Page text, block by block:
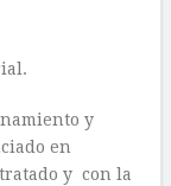
y
en
y con la